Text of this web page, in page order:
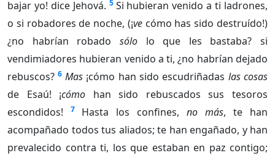
bajar yo! dice Jehová. 5 Si hubieran venido a ti ladrones,
o si robadores de noche, (¡vecómo has sido destruído!)
¿no habrían robado sólolo que les bastaba? si
vendimiadores hubieran venido a ti, ¿no habrían dejado
rebuscos? 6 Mas¡cómo han sido escudriñadas las cosas
de Esaú! ¡cómo han sido rebuscados sus tesoros
escondidos!
7 Hasta los confines, no más, te han
acompañado todos tus aliados; te han engañado, y han
prevalecido contra ti, los que estaban en paz contigo;